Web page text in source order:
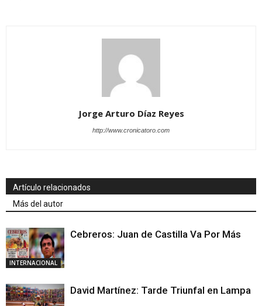
Jorge Arturo Díaz Reyes
http://www.cronicatoro.com
Artículo relacionados
Más del autor
INTERNACIONAL
Cebreros: Juan de Castilla Va Por Más
David Martínez: Tarde Triunfal en Lampa